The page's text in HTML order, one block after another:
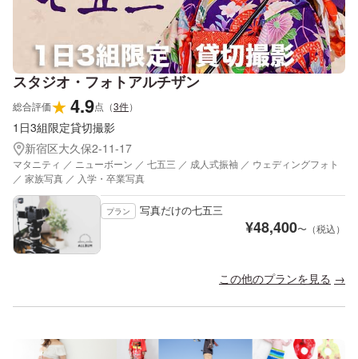
スタジオ・フォトアルチザン
総合評価★4.9点 （3件）
1日3組限定貸切撮影
新宿区大久保2-11-17
マタニティ ／ ニューボーン ／ 七五三 ／ 成人式振袖 ／ ウェディングフォト
／ 家族写真 ／ 入学・卒業写真
プラン 写真だけの七五三
¥48,400〜（税込）
この他のプランを見る